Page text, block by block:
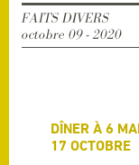
FAITS DIVERS
octobre 09 - 2020
DÎNER À 6
17 OCTOBRE